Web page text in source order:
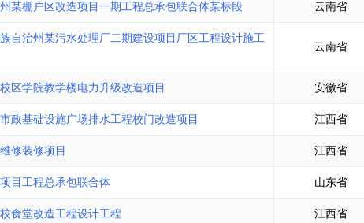
某棚户区改造项目一期工程总承包联合体某标段 云南省
自治州某污水处理厂二期建设项目厂区工程设计施工
云南省
区学院教学楼电力升级改造项目 安徽省
政基础设施广场排水工程校门改造项目 江西省
修装修项目 江西省
目工程总承包联合体 山东省
食堂改造工程设计工程 江西省